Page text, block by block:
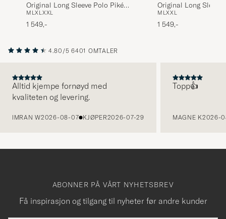
Original Long Sleeve Polo Piké
Dark Varech
M LXLXXL
1 549,-
Original Long Sleeve
Oxalis
M LXXL
1 549,-
4.80/5 6401 OMTALER
Alltid kjempe fornøyd med
kvaliteten og levering.
IMRAN W2026-08-07 KJØPER2026-07-29
Topp👍
MAGNE K2026-
ABONNER PÅ VÅRT NYHETSBREV
Få inspirasjon og tilgang til nyheter før andre kunder